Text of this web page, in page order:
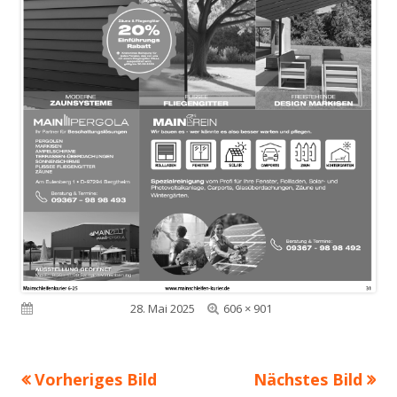
Veröffentlicht am28. Mai 2025
Volle
606 × 901
Vorheriges Bild Nächstes Bild